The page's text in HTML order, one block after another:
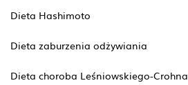
Dieta Hashimoto
Dieta zaburzenia odżywiania
Dieta choroba Leśniowskiego-Crohna